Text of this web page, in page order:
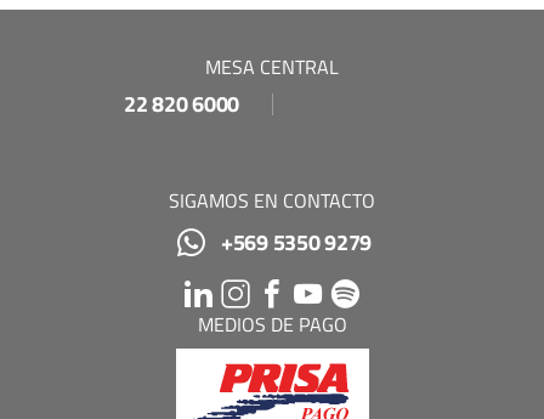
MESA CENTRAL
22 820 6000
SIGAMOS EN CONTACTO
+569 5350 9279
MEDIOS DE PAGO